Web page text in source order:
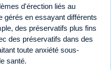
d'érection liés au
gérés en essayant différents
des préservatifs plus fins
des préservatifs dans des
toute anxiété sous-
santé.